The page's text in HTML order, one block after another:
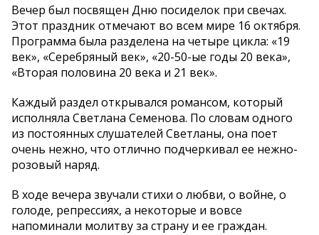
Вечер был посвящен Дню посиделок при свечах.
Этот праздник отмечают во всем мире 16 октября.
Программа была разделена на четыре цикла: «19
век», «Серебряный век», «20-50-ые годы 20 века»,
«Вторая половина 20 века и 21 век».
Каждый раздел открывался романсом, который
исполняла Светлана Семенова. По словам одного
из постоянных слушателей Светланы, она поет
очень нежно, что отлично подчеркивал ее нежно-
розовый наряд.
В ходе вечера звучали стихи о любви, о войне, о
голоде, репрессиях, а некоторые и вовсе
напоминали молитву за страну и ее граждан.